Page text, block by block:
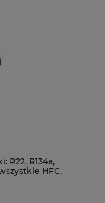
R22, R134a,
HFC,